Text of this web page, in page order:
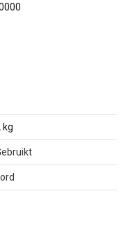
kg